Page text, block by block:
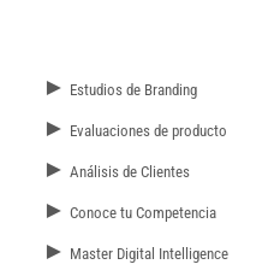
► Estudios de Branding
► Evaluaciones de producto
► Análisis de Clientes
► Conoce tu Competencia
► Master Digital Intelligence